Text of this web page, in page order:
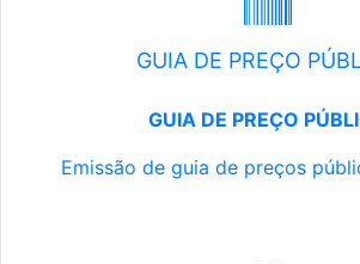
GUIA DE PREÇO
GUIA DE PREÇO
Emissão de guia de preços